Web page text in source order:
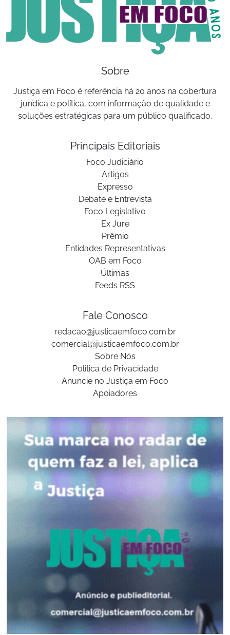
Sobre
Justiça em Foco é referência há 20 anos na cobertura
jurídica e política, com informação de qualidade e
soluções estratégicas para um público qualificado.
Principais Editoriais
Foco Judiciário
Artigos
Expresso
Debate e Entrevista
Foco Legislativo
Ex Jure
Prêmio
Entidades Representativas
OAB em Foco
Últimas
Feeds RSS
Fale Conosco
redacao@justicaemfoco.com.br
comercial@justicaemfoco.com.br
Sobre Nós
Politica de Privacidade
Anuncie no Justiça em Foco
Apoiadores